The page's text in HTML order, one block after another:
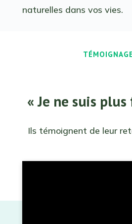
naturelles dans vos vies.
« Je ne suis
Ils témoignent de leur